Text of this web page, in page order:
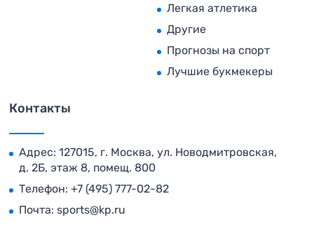
Легкая атлетика
Другие
Прогнозы на спорт
Лучшие букмекеры
Контакты
Адрес: 127015, г. Москва, ул. Новодмитровская,
д. 2Б, этаж 8, помещ. 800
Телефон: +7 (495) 777-02-82
Почта: sports@kp.ru